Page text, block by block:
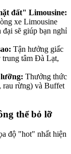
đất" Limousine:
xe Limousine
đại sẽ giúp bạn nghỉ
Tận hưởng giấc
trung tâm Đà Lạt,
Thưởng thức
rau rừng) và Buffet
thể bỏ lỡ
độ "hot" nhất hiện